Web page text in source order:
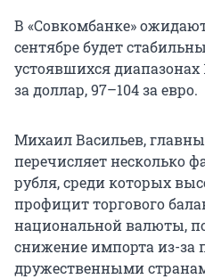
В «Совкомбанке»
сентябре будет
устоявшихся диапазонах
за доллар, 97–104 за евро.
Михаил Васильев,
перечисляет несколько
рубля, среди которых
профицит торгового
национальной валюты,
снижение импорта из-за
дружественными